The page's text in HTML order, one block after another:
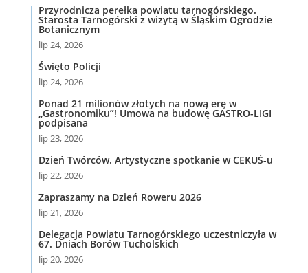
Przyrodnicza perełka powiatu tarnogórskiego.
Starosta Tarnogórski z wizytą w Śląskim Ogrodzie
Botanicznym
lip 24, 2026
Święto Policji
lip 24, 2026
Ponad 21 milionów złotych na nową erę w
„Gastronomiku”! Umowa na budowę GASTRO-LIGI
podpisana
lip 23, 2026
Dzień Twórców. Artystyczne spotkanie w CEKUŚ-u
lip 22, 2026
Zapraszamy na Dzień Roweru 2026
lip 21, 2026
Delegacja Powiatu Tarnogórskiego uczestniczyła w
67. Dniach Borów Tucholskich
lip 20, 2026